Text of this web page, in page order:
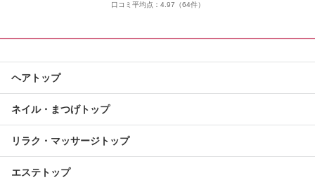
口コミ平均点： 4.97 （64件）
ヘアトップ
ネイル・まつげトップ
リラク・マッサージトップ
エステトップ